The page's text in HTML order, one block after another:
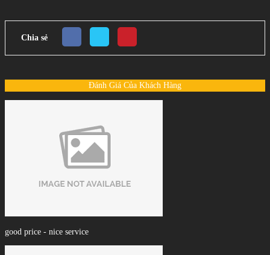
Chia sẻ
Đánh Giá Của Khách Hàng
good price - nice service